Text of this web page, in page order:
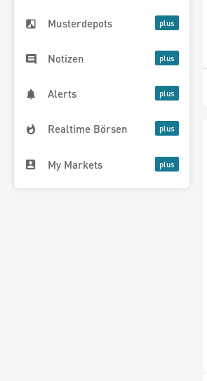
Musterdepots
Notizen
Alerts
Realtime Börsen
My Markets